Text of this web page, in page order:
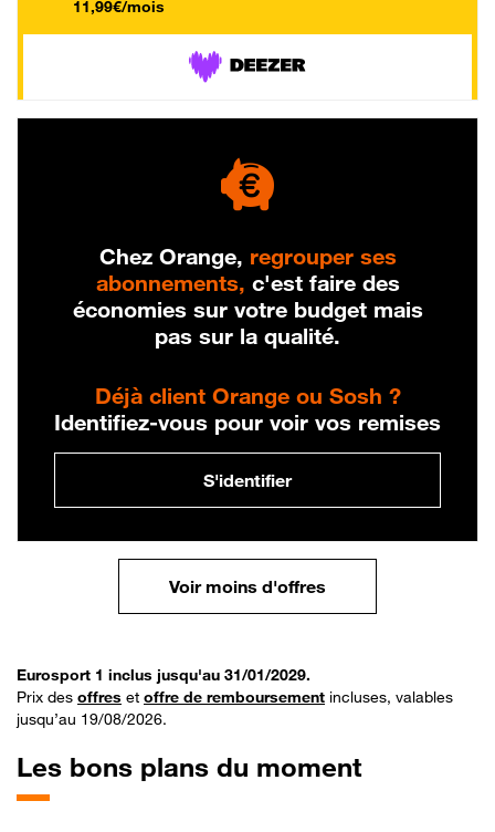
11,99€/mois
Chez Orange, regrouper ses
abonnements, c'est faire des
économies sur votre budget mais
pas sur la qualité.
Déjà client Orange ou Sosh ?
Identifiez-vous pour voir vos remises
S'identifier
Voir moins d'offres
Eurosport 1 inclus jusqu'au 31/01/2029.
Prix des offres et offre de remboursement incluses, valables
jusqu’au 19/08/2026.
Les bons plans du moment